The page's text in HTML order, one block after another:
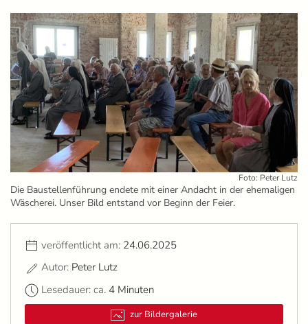
Foto: Peter Lutz
Die Baustellenführung endete mit einer Andacht in der ehemaligen
Wäscherei. Unser Bild entstand vor Beginn der Feier.
veröffentlicht am: 24.06.2025
Autor: Peter Lutz
Lesedauer: ca. 4 Minuten
zur Bildergalerie